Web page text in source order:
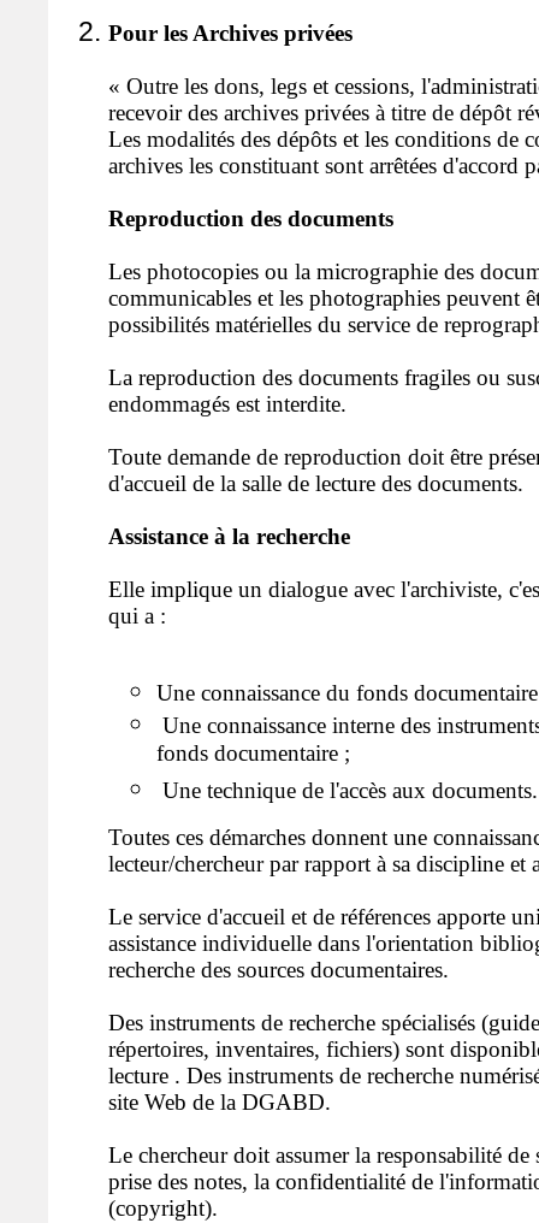
Pour les Archives privées
« Outre les dons, legs et cessions,
recevoir des archives privées à titre de dépôt
Les modalités des dépôts et les conditions de
archives les constituant sont arrêtées d'accord
Reproduction des documents
Les photocopies ou la micrographie des
communicables et les photographies peuvent
possibilités matérielles du service de
La reproduction des documents fragiles ou
endommagés est interdite.
Toute demande de reproduction doit être
d'accueil de la salle de lecture des documents.
Assistance à la recherche
Elle implique un dialogue avec l'archiviste,
qui a :
Une connaissance du fonds
Une connaissance interne des
fonds documentaire ;
Une technique de l'accès aux documents.
Toutes ces démarches donnent une
lecteur/chercheur par rapport à sa discipline et
Le service d'accueil et de références apporte
assistance individuelle dans l'orientation
recherche des sources documentaires.
Des instruments de recherche spécialisés
répertoires, inventaires, fichiers) sont
lecture . Des instruments de recherche
site Web de la DGABD.
Le chercheur doit assumer la responsabilité de
prise des notes, la confidentialité de
(copyright).